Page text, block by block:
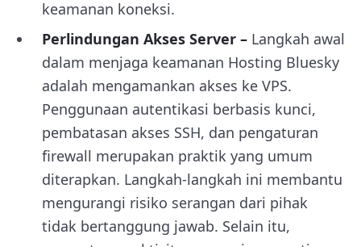
keamanan koneksi.
Perlindungan Akses Server – Langkah awal
dalam menjaga keamanan Hosting Bluesky
adalah mengamankan akses ke VPS.
Penggunaan autentikasi berbasis kunci,
pembatasan akses SSH, dan pengaturan
firewall merupakan praktik yang umum
diterapkan. Langkah-langkah ini membantu
mengurangi risiko serangan dari pihak
tidak bertanggung jawab. Selain itu,